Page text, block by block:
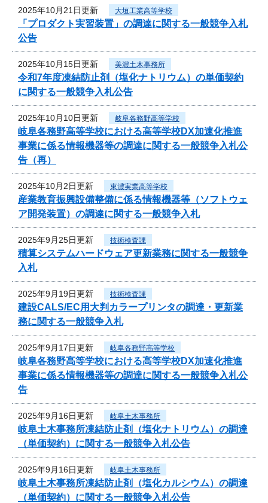
2025年10月21日更新 大垣工業高等学校
「プロダクト実習装置」の調達に関する一般競争入札
公告
2025年10月15日更新 美濃土木事務所
令和7年度凍結防止剤（塩化ナトリウム）の単価契約
に関する一般競争入札公告
2025年10月10日更新 岐阜各務野高等学校
岐阜各務野高等学校における高等学校DX加速化推進
事業に係る情報機器等の調達に関する一般競争入札公
告（再）
2025年10月2日更新 東濃実業高等学校
産業教育振興設備整備に係る情報機器等（ソフトウェ
ア開発装置）の調達に関する一般競争入札
2025年9月25日更新 技術検査課
積算システムハードウェア更新業務に関する一般競争
入札
2025年9月19日更新 技術検査課
建設CALS/EC用大判カラープリンタの調達・更新業
務に関する一般競争入札
2025年9月17日更新 岐阜各務野高等学校
岐阜各務野高等学校における高等学校DX加速化推進
事業に係る情報機器等の調達に関する一般競争入札公
告
2025年9月16日更新 岐阜土木事務所
岐阜土木事務所凍結防止剤（塩化ナトリウム）の調達
（単価契約）に関する一般競争入札公告
2025年9月16日更新 岐阜土木事務所
岐阜土木事務所凍結防止剤（塩化カルシウム）の調達
（単価契約）に関する一般競争入札公告